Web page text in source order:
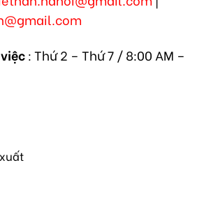
: Thứ 2 – Thứ 7 / 8:00 AM –